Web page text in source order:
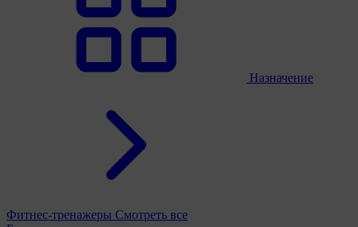
Назначение
Фитнес-тренажеры Смотреть все